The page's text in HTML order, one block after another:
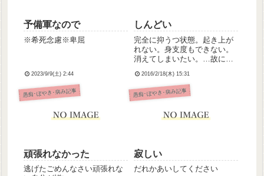
予備軍なので
※希死念慮※卑屈
2023/9/9(土) 2:44
しんどい
完全に抑うつ状態。起き上が
れない。身支度もできない。
消えてしまいたい。…故に、
の返信もしばらく待っていた
だきたいです。大変申し訳な
く恐縮ですがご了承くださ
2016/2/18(木) 15:31
愚痴･ぼやき･病み記事
頑張れなかった
逃げたごめんなさい頑張れな
愚痴･ぼやき･病み記事
寂しい
だれかあいしてください